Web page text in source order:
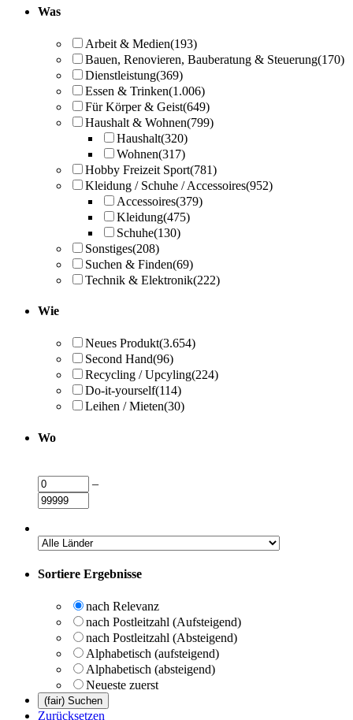
Was
Arbeit & Medien(193)
Bauen, Renovieren, Bauberatung & Steuerung(170)
Dienstleistung(369)
Essen & Trinken(1.006)
Für Körper & Geist(649)
Haushalt & Wohnen(799)
Haushalt(320)
Wohnen(317)
Hobby Freizeit Sport(781)
Kleidung / Schuhe / Accessoires(952)
Accessoires(379)
Kleidung(475)
Schuhe(130)
Sonstiges(208)
Suchen & Finden(69)
Technik & Elektronik(222)
Wie
Neues Produkt(3.654)
Second Hand(96)
Recycling / Upcyling(224)
Do-it-yourself(114)
Leihen / Mieten(30)
Wo
–
Sortiere Ergebnisse
nach Relevanz
nach Postleitzahl (Aufsteigend)
nach Postleitzahl (Absteigend)
Alphabetisch (aufsteigend)
Alphabetisch (absteigend)
Neueste zuerst
Zurücksetzen